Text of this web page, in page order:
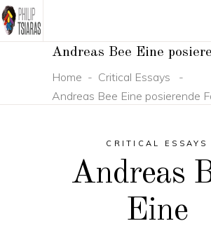
Andreas Bee Eine
Home - Critical Essays
-
Andreas Bee Eine posierende
CRITICAL ESSAYS
Andreas
Eine